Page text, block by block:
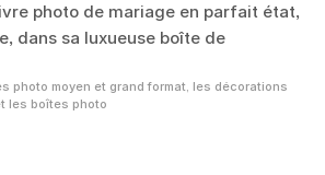
photo de mariage en parfait état,
dans sa luxueuse boîte de
photo moyen et grand format, les décorations
les boîtes photo